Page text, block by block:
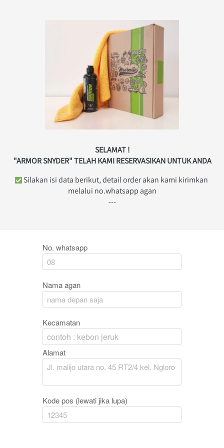
SELAMAT !
"ARMOR SNYDER" TELAH KAMI RESERVASIKAN UNTUK ANDA
Silakan isi data berikut, detail order akan kami kirimkan
melalui no.whatsapp agan
---
No. whatsapp
Nama agan
Kecamatan
contoh : kebon jeruk
Alamat
Kode pos (lewati jika lupa)